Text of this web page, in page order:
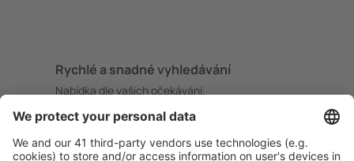
Rychlé a snadné vyhledávání
Nabídka dle vašich očekávání.
Pečlivé plánování